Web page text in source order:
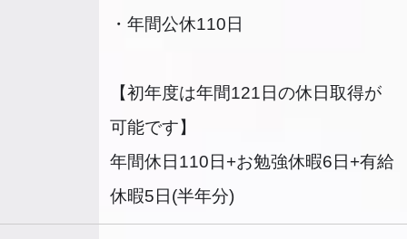
・年間公休110日
【初年度は年間121日の休日取得が
可能です】
年間休日110日+お勉強休暇6日+有給
休暇5日(半年分)